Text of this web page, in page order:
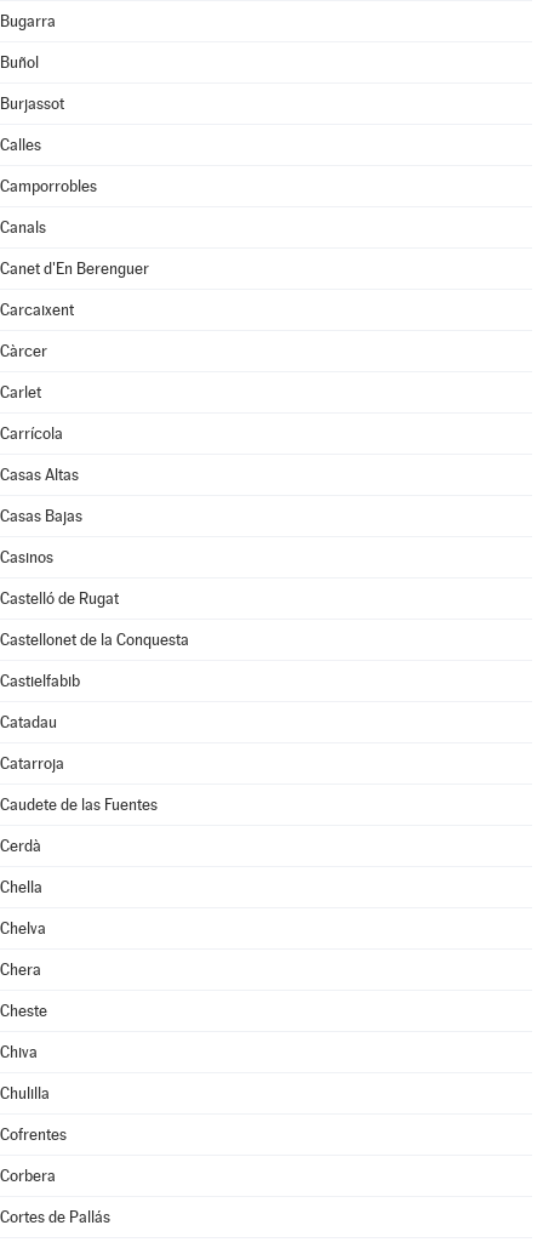
Bugarra
Buñol
Burjassot
Calles
Camporrobles
Canals
Canet d'En Berenguer
Carcaixent
Càrcer
Carlet
Carrícola
Casas Altas
Casas Bajas
Casinos
Castelló de Rugat
Castellonet de la Conquesta
Castielfabib
Catadau
Catarroja
Caudete de las Fuentes
Cerdà
Chella
Chelva
Chera
Cheste
Chiva
Chulilla
Cofrentes
Corbera
Cortes de Pallás